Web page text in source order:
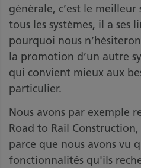
générale, c’est le meilleur
tous les systèmes, il a ses
pourquoi nous
la promotion d’un autre
qui convient mieux aux
particulier.
Nous avons par exemple
Road to Rail
parce que nous avons vu
fonctionnalités qu'ils